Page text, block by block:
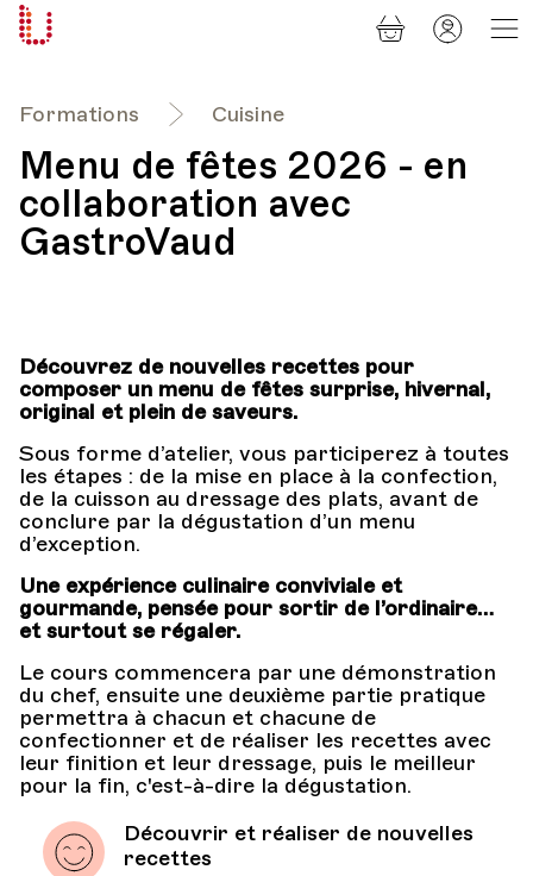
Formations Cuisine
Menu de fêtes 2026 - en
collaboration avec
GastroVaud
Découvrez de nouvelles recettes pour
composer un menu de fêtes surprise, hivernal,
original et plein de saveurs.
Sous forme d’atelier, vous participerez à toutes
les étapes : de la mise en place à la confection,
de la cuisson au dressage des plats, avant de
conclure par la dégustation d’un menu
d’exception.
Une expérience culinaire conviviale et
gourmande, pensée pour sortir de l’ordinaire…
et surtout se régaler.
Le cours commencera par une démonstration
du chef, ensuite une deuxième partie pratique
permettra à chacun et chacune de
confectionner et de réaliser les recettes avec
leur finition et leur dressage, puis le meilleur
pour la fin, c'est-à-dire la dégustation.
Découvrir et réaliser de nouvelles
recettes
Panier
Mon